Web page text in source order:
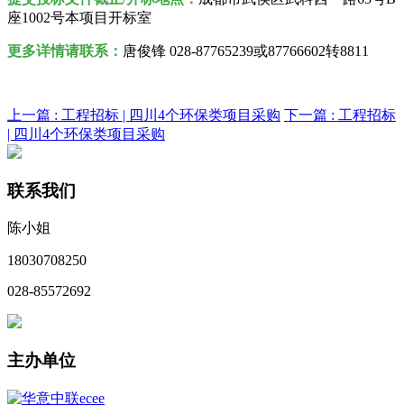
座1002号本项目开标室
更多详情请联系： 唐俊锋 028-87765239或87766602转8811
上一篇 : 工程招标 | 四川4个环保类项目采购 下一篇 : 工程招标
| 四川4个环保类项目采购
联系我们
陈小姐
18030708250
028-85572692
主办单位